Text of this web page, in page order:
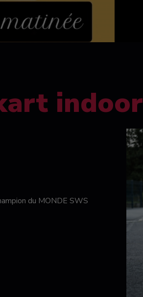
indoor
du MONDE SWS